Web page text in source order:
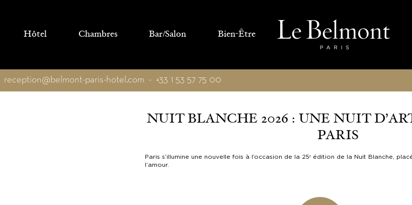
Hôtel Chambres Bar/Salon Bien-Être
reception@belmont-paris-hotel.com - +33 1 53 57 75 00
NUIT BLANCHE 2026 : UNE NUIT
PARIS
Paris s’illumine une nouvelle fois à l’occasion de la 25ᵉ édition de la Nuit Blanche,
l’amour.